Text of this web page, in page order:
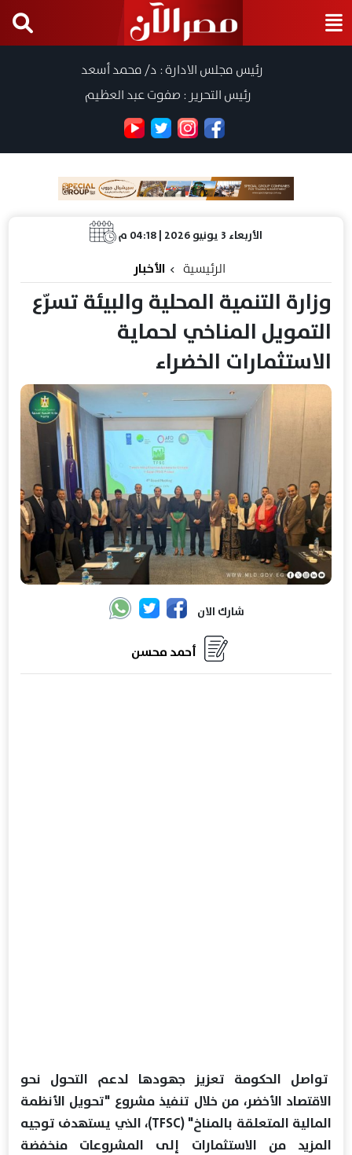
رئيس مجلس الادارة : د/ محمد أسعد
رئيس التحرير : صفوت عبد العظيم
الأربعاء 3 يونيو 2026 | 04:18 م
الرئيسية الأخبار
وزارة التنمية المحلية والبيئة تسرّع
التمويل المناخي لحماية
الاستثمارات الخضراء
شارك الان
أحمد محسن
تواصل الحكومة تعزيز جهودها لدعم التحول نحو
الاقتصاد الأخضر، من خلال تنفيذ مشروع "تحويل الأنظمة
المالية المتعلقة بالمناخ" (TFSC)، الذي يستهدف توجيه
المزيد من الاستثمارات إلى المشروعات منخفضة